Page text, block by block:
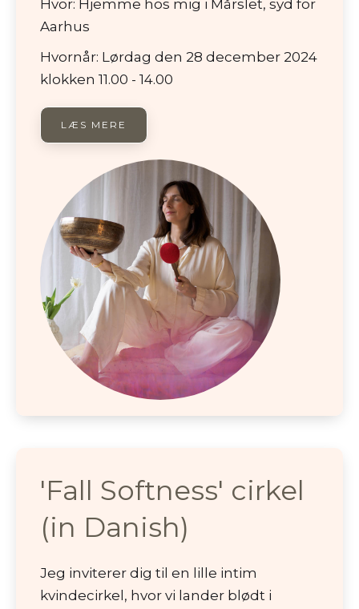
Hvor: Hjemme hos mig i Mårslet, syd for
Aarhus
Hvornår: Lørdag den 28 december 2024
klokken 11.00 - 14.00
LÆS MERE
'Fall Softness' cirkel
(in Danish)
Jeg inviterer dig til en lille intim
kvindecirkel, hvor vi lander blødt i